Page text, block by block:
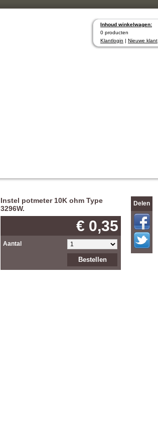
Inhoud winkelwagen:
0 producten
Klantlogin | Nieuwe klant
Instel potmeter 10K ohm Type
3296W.
€ 0,35
Aantal
Bestellen
Delen